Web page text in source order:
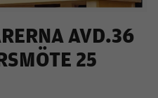
AVD.36
25